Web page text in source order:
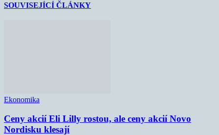
SOUVISEJÍCÍ ČLÁNKY
Ekonomika
Ceny akcií Eli Lilly rostou, ale ceny akcií Novo
Nordisku klesají